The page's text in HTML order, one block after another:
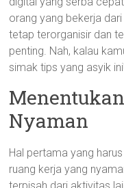
orang yang bekerja
tetap terorganisir dan
penting. Nah, kalau
simak tips yang asyik
Nyaman
Hal pertama yang
ruang kerja yang